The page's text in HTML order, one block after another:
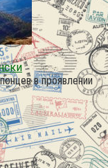
в проявлении